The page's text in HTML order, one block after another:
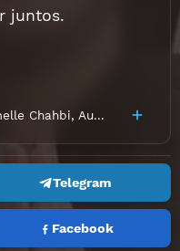
juntos.
Chahbi, Audrey Lamy
Telegram
Facebook